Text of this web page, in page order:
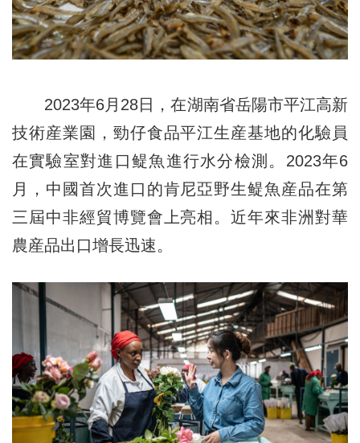
2023年6月28日，在湖南省岳陽市平江高新
技術産業園，勁仔食品平江生産基地的化驗員
在實驗室對進口鳀魚進行水分檢測。2023年6
月，中國首次進口的肯尼亞野生鳀魚産品在第
三屆中非經貿博覽會上亮相。近年來非洲對華
農産品出口增長迅速。